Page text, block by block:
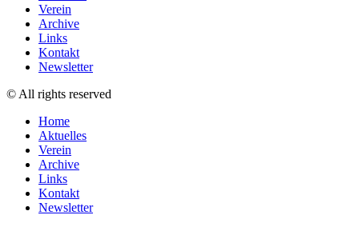
Verein
Archive
Links
Kontakt
Newsletter
© All rights reserved
Home
Aktuelles
Verein
Archive
Links
Kontakt
Newsletter